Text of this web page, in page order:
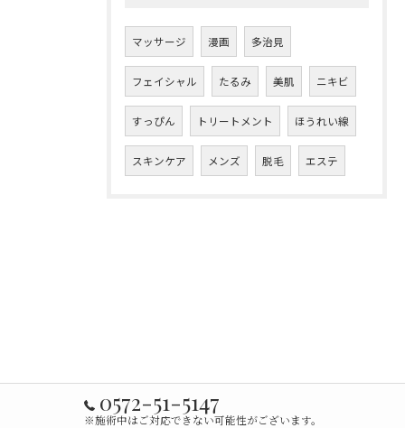
マッサージ 漫画 多治見
フェイシャル たるみ 美肌 ニキビ
すっぴん トリートメント ほうれい線
スキンケア メンズ 脱毛 エステ
0572-51-5147
※施術中はご対応できない可能性がございます。